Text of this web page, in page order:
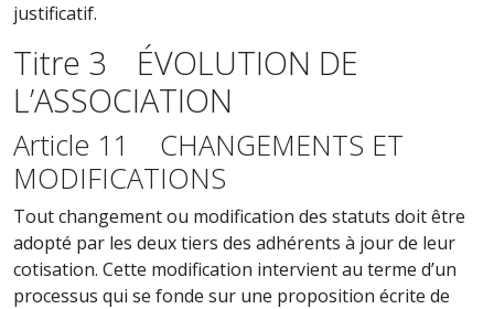
justificatif.
Titre 3 ÉVOLUTION DE
L’ASSOCIATION
Article 11 CHANGEMENTS ET
MODIFICATIONS
Tout changement ou modification des statuts doit être
adopté par les deux tiers des adhérents à jour de leur
cotisation. Cette modification intervient au terme d’un
processus qui se fonde sur une proposition écrite de